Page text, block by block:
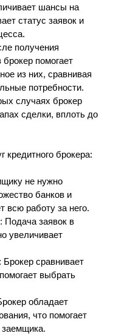
шансы на
статус заявок и
получения
помогает
из них, сравнивая
потребности.
случаях брокер
сделки, вплоть до
кредитного брокера:
не нужно
банков и
всю работу за него.
заявок в
увеличивает
сравнивает
выбрать
обладает
что помогает